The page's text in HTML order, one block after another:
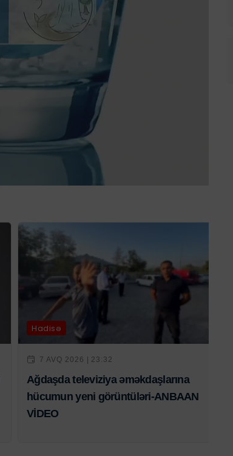
Hadisə
7 AVQ 2026 | 23:32
Ağdaşda televiziya əməkdaşlarına
hücumun yeni görüntüləri-ANBAAN
VİDEO